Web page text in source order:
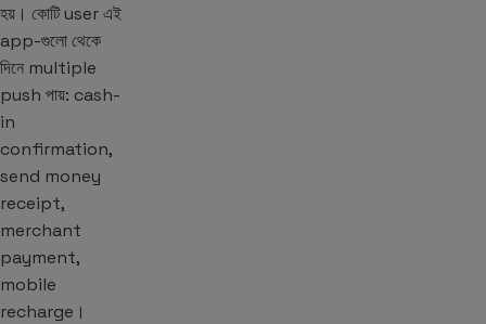
হয়। কোটি user এই
app-গুলো থেকে
দিনে multiple
push পায়: cash-
in
confirmation,
send money
receipt,
merchant
payment,
mobile
recharge।